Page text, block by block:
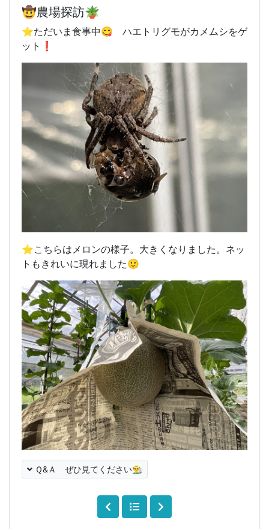
🤠農場探訪🪴
⭐️ただいま食事中😋 ハエトリグモがカメムシをゲ
ット❗️
⭐️こちらはメロンの様子。大きくなりました。ネッ
トもきれいに現れました🙂
Ｑ&Ａ ぜひ見てください👨‍🌾